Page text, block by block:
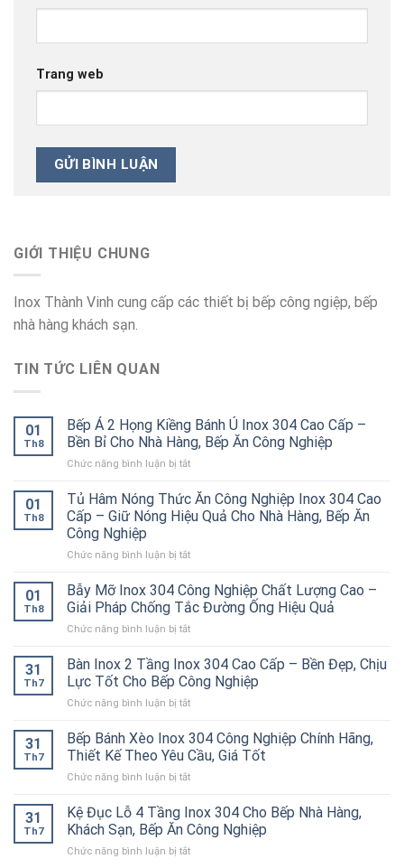
Trang web
GIỚI THIỆU CHUNG
Inox Thành Vinh cung cấp các thiết bị bếp công ngiệp, bếp
nhà hàng khách sạn.
TIN TỨC LIÊN QUAN
01
Th8
Bếp Á 2 Họng Kiềng Bánh Ú Inox 304 Cao Cấp –
Bền Bỉ Cho Nhà Hàng, Bếp Ăn Công Nghiệp
Chức năng bình luận bị tắtở
Á
2
Họng
Bánh
Inox
304
Cao
Cấp
Bền
Bỉ
Cho
Nhà
Bếp
Ăn
01
Th8
Tủ Hâm Nóng Thức Ăn Công Nghiệp Inox 304 Cao
Cấp – Giữ Nóng Hiệu Quả Cho Nhà Hàng, Bếp Ăn
Công Nghiệp
Chức năng bình luận bị tắtở
Hâm
Nóng
Thức
Ăn
Nghiệp
Inox
304
Cao
–
Giữ
Hiệu
Cho
Nhà
01
Th8
Bẫy Mỡ Inox 304 Công Nghiệp Chất Lượng Cao –
Giải Pháp Chống Tắc Đường Ống Hiệu Quả
Chức năng bình luận bị tắtở
Mỡ
Inox
304
Công
Chất
Lượng
–
Pháp
Chống
Đường
31
Th7
Bàn Inox 2 Tầng Inox 304 Cao Cấp – Bền Đẹp, Chịu
Lực Tốt Cho Bếp Công Nghiệp
Chức năng bình luận bị tắtở
Inox
2
Tầng
Inox
Cao
Cấp
Bền
31
Th7
Bếp Bánh Xèo Inox 304 Công Nghiệp Chính Hãng,
Thiết Kế Theo Yêu Cầu, Giá Tốt
Chức năng bình luận bị tắtở
Bánh
Xèo
Inox
304
31
Th7
Kệ Đục Lỗ 4 Tầng Inox 304 Cho Bếp Nhà Hàng,
Khách Sạn, Bếp Ăn Công Nghiệp
Chức năng bình luận bị tắtở